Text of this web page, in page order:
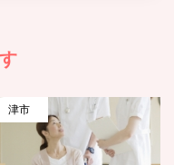
津市